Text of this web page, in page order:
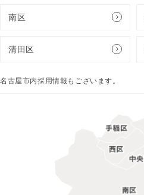
南区
清田区
名古屋市内採用情報もございます。